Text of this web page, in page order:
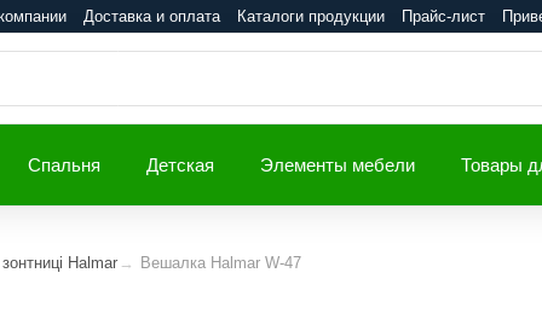
Доставка и оплата Каталоги продукции Прайс-лист
Спальня Детская Элементы мебели Товары
Halmar Вешалка Halmar W-47